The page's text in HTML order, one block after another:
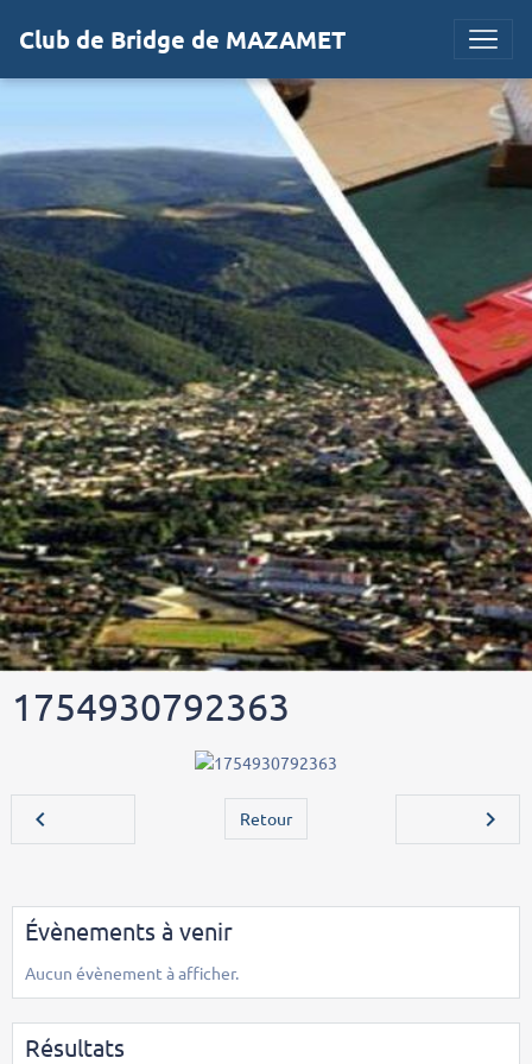
Club de Bridge de MAZAMET
1754930792363
Retour
Évènements à venir
Aucun évènement à afficher.
Résultats